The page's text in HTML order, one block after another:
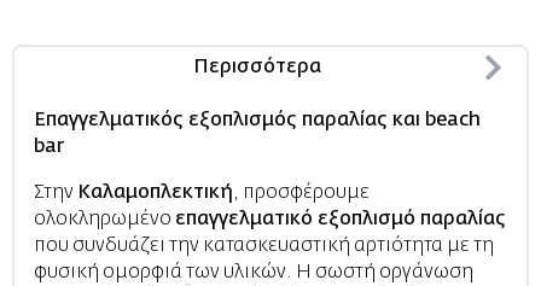
Περισσότερα
Επαγγελματικός εξοπλισμός παραλίας και beach
bar
Στην Καλαμοπλεκτική, προσφέρουμε
ολοκληρωμένο επαγγελματικό εξοπλισμό παραλίας
που συνδυάζει την κατασκευαστική αρτιότητα με τη
φυσική ομορφιά των υλικών. Η σωστή οργάνωση